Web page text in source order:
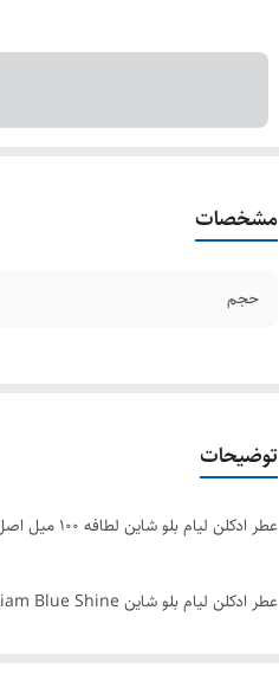
مشخصات
حجم
توضیحات
عطر ادکلن لیام بلو شاین لطافه ۱۰۰ میل اصل